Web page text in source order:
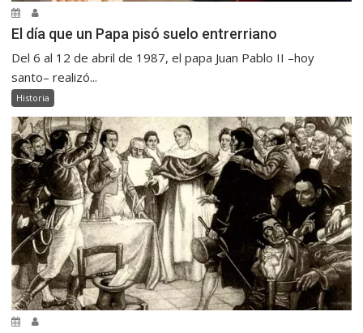
El día que un Papa pisó suelo entrerriano
Del 6 al 12 de abril de 1987, el papa Juan Pablo II –hoy
santo– realizó...
Historia